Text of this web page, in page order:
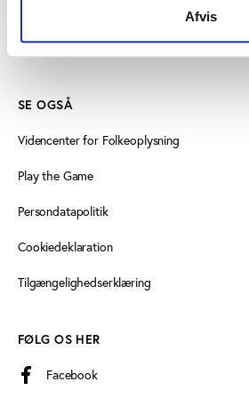
Afvis
Læs mere om instituttet
SE OGSÅ
Videncenter for Folkeoplysning
Play the Game
Persondatapolitik
Cookiedeklaration
Tilgængelighedserklæring
FØLG OS HER
Facebook